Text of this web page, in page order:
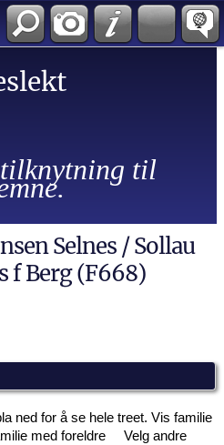
til
Selnes / Sollau
f Berg (F668)
ned for å se hele treet. Vis familie
med foreldre
Velg andre